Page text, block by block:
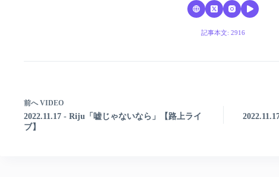
記事本文: 2916
前へVIDEO
2022.11.17 - Riju「嘘じゃないなら」【路上ライ
ブ】